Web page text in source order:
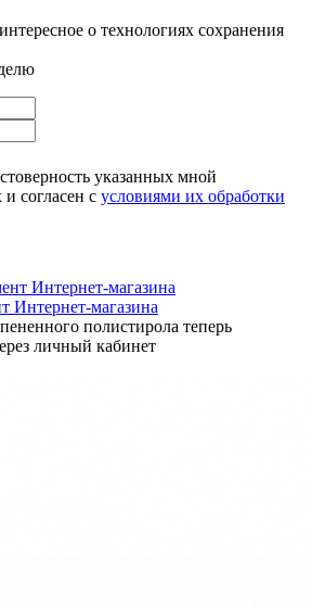
о технологиях сохранения
указанных мной
согласен с условиями их обработки
Интернет-магазина
полистирола теперь
личный кабинет